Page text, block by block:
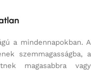
a mindennapokban. A
szemmagasságba, a
magasabbra vagy